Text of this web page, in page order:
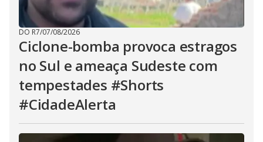
DO R7/07/08/2026
Ciclone-bomba provoca estragos
no Sul e ameaça Sudeste com
tempestades #Shorts
#CidadeAlerta